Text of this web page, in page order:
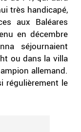
très handicapé,
aux Baléares
en décembre
séjournaient
ou dans la villa
allemand.
régulièrement le